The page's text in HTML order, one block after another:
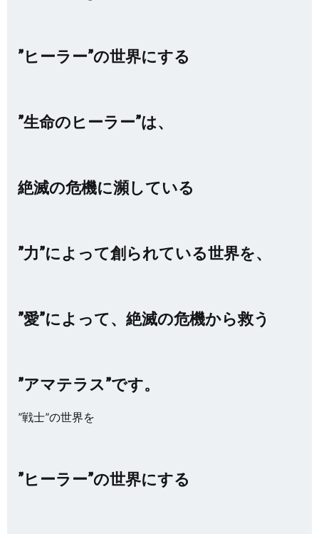
”ヒーラー”の世界にする
”生命のヒーラー”は、
絶滅の危機に瀕している
”力”によって創られている世界を、
”愛”によって、絶滅の危機から救う
”アマテラス”です。
”戦士”の世界を
”ヒーラー”の世界にする